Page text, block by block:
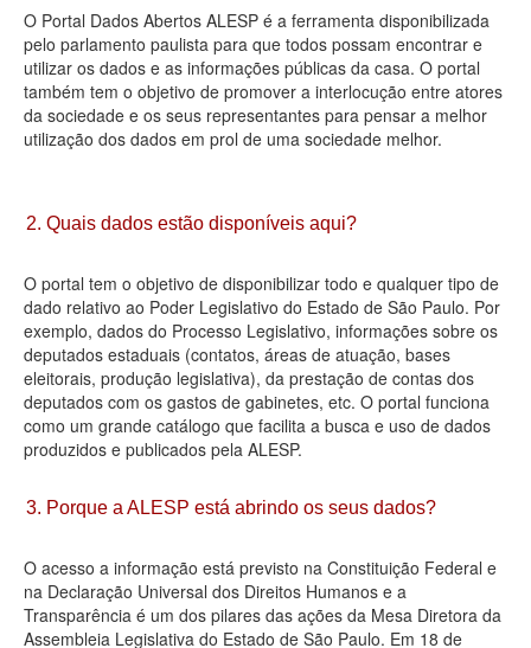
Planejamento
Catálogo de dados
Processo Legislativo
Deputados Estaduais
Agenda
Perguntas frequentes
Contato
O Portal Dados Abertos ALESP é a ferramenta disponibilizada
pelo parlamento paulista para que todos possam encontrar e
utilizar os dados e as informações públicas da casa. O portal
também tem o objetivo de promover a interlocução entre atores
da sociedade e os seus representantes para pensar a melhor
utilização dos dados em prol de uma sociedade melhor.
2. Quais dados estão disponíveis aqui?
O portal tem o objetivo de disponibilizar todo e qualquer tipo de
dado relativo ao Poder Legislativo do Estado de São Paulo. Por
exemplo, dados do Processo Legislativo, informações sobre os
deputados estaduais (contatos, áreas de atuação, bases
eleitorais, produção legislativa), da prestação de contas dos
deputados com os gastos de gabinetes, etc. O portal funciona
como um grande catálogo que facilita a busca e uso de dados
produzidos e publicados pela ALESP.
3. Porque a ALESP está abrindo os seus dados?
O acesso a informação está previsto na Constituição Federal e
na Declaração Universal dos Direitos Humanos e a
Transparência é um dos pilares das ações da Mesa Diretora da
Assembleia Legislativa do Estado de São Paulo. Em 18 de